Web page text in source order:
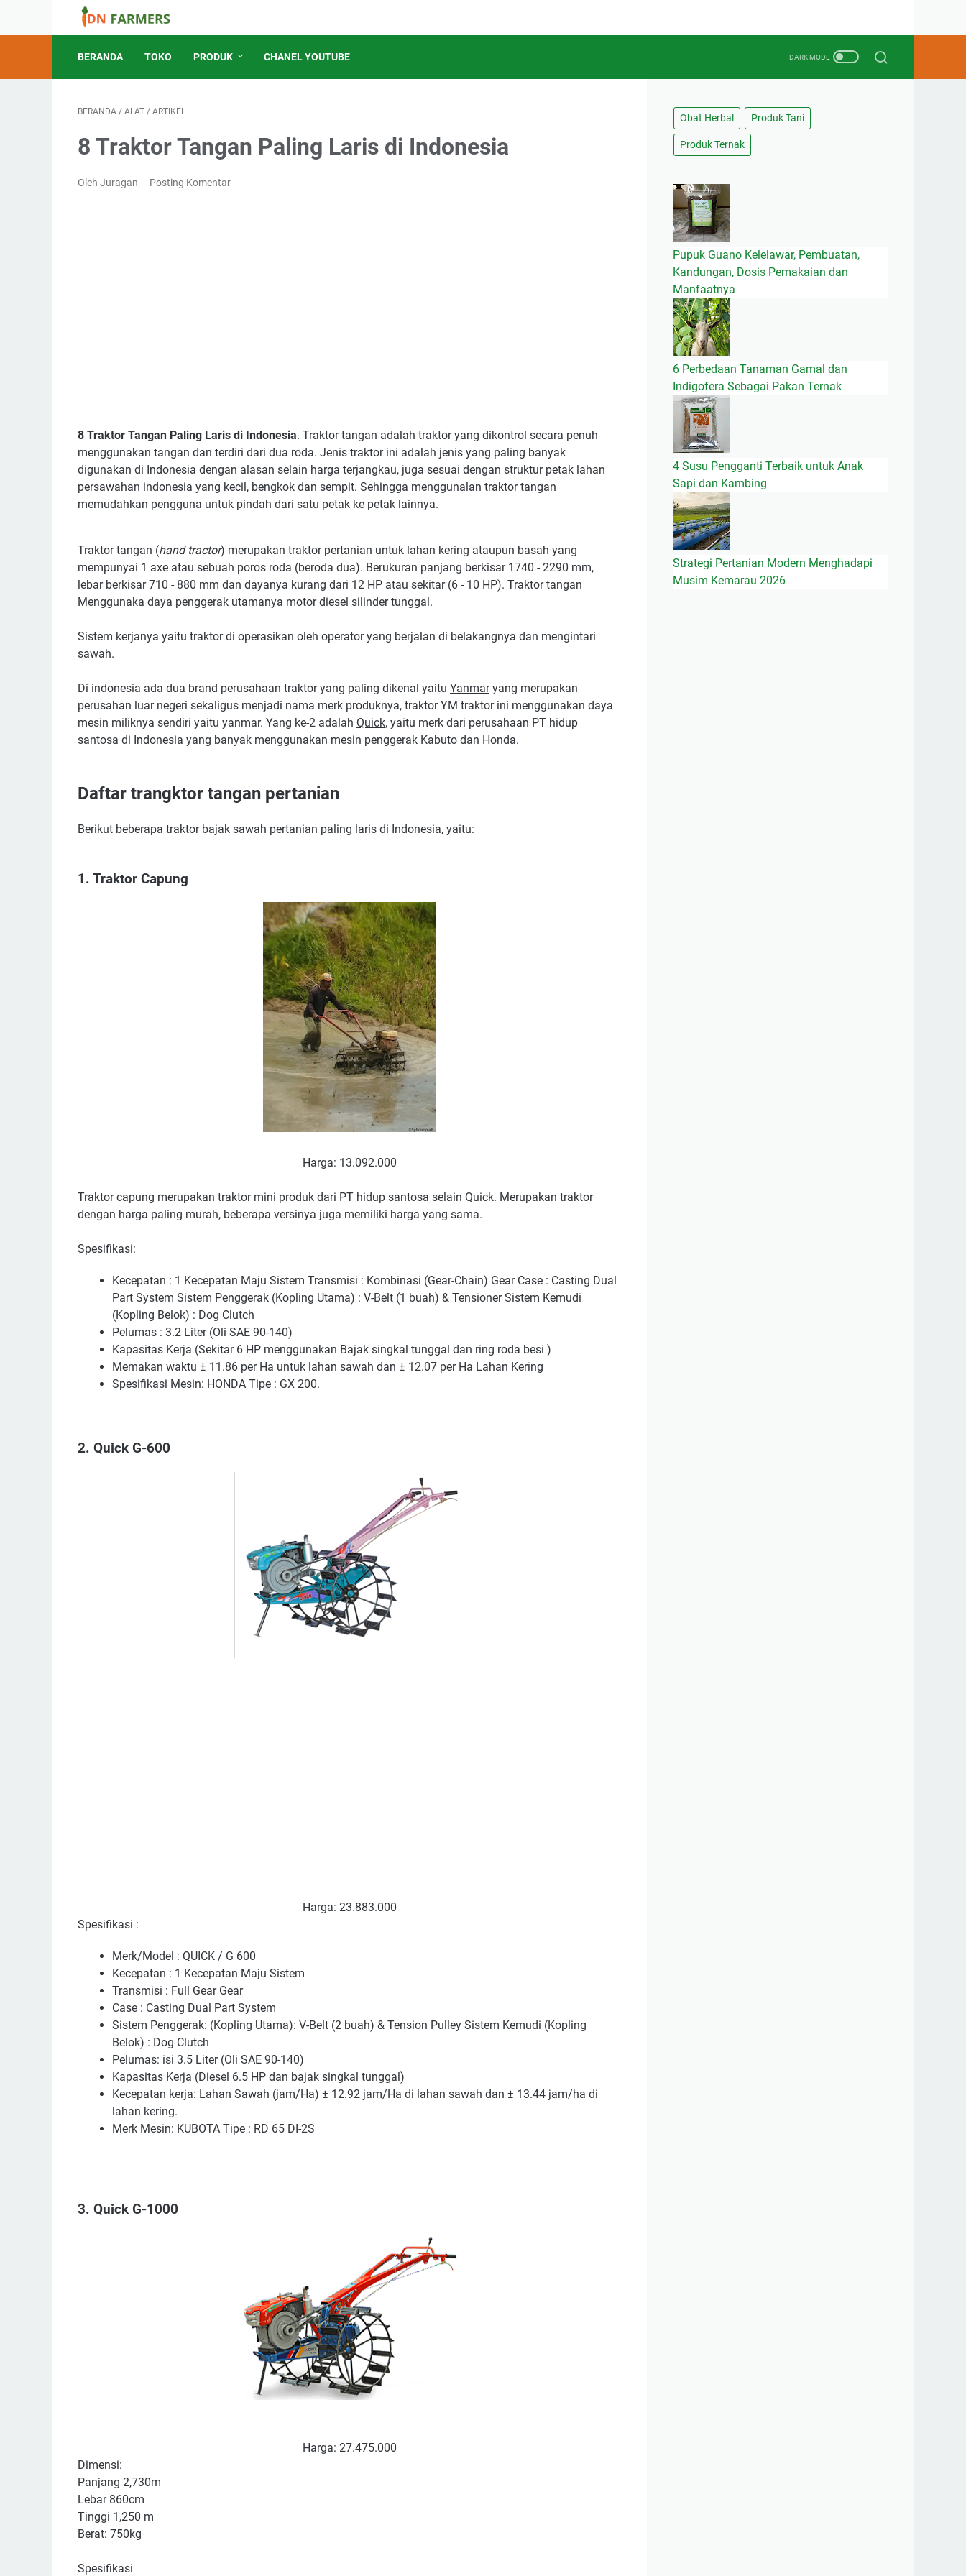
BERANDA TOKO PRODUK CHANEL YOUTUBE
BERANDA / ALAT / ARTIKEL
8 Traktor Tangan Paling Laris di Indonesia
Oleh Juragan Posting Komentar
8 Traktor Tangan Paling Laris di Indonesia. Traktor tangan adalah traktor yang dikontrol secara penuh
menggunakan tangan dan terdiri dari dua roda. Jenis traktor ini adalah jenis yang paling banyak
digunakan di Indonesia dengan alasan selain harga terjangkau, juga sesuai dengan struktur petak lahan
persawahan indonesia yang kecil, bengkok dan sempit. Sehingga menggunalan traktor tangan
memudahkan pengguna untuk pindah dari satu petak ke petak lainnya.
Traktor tangan (hand tractor) merupakan traktor pertanian untuk lahan kering ataupun basah yang
mempunyai 1 axe atau sebuah poros roda (beroda dua). Berukuran panjang berkisar 1740 - 2290 mm,
lebar berkisar 710 - 880 mm dan dayanya kurang dari 12 HP atau sekitar (6 - 10 HP). Traktor tangan
Menggunaka daya penggerak utamanya motor diesel silinder tunggal.
Sistem kerjanya yaitu traktor di operasikan oleh operator yang berjalan di belakangnya dan mengintari
sawah.
Di indonesia ada dua brand perusahaan traktor yang paling dikenal yaitu Yanmaryang merupakan
perusahan luar negeri sekaligus menjadi nama merk produknya, traktor YM traktor ini menggunakan daya
mesin miliknya sendiri yaitu yanmar. Yang ke-2 adalah Quick, yaitu merk dari perusahaan PT hidup
santosa di Indonesia yang banyak menggunakan mesin penggerak Kabuto dan Honda.
Daftar trangktor tangan pertanian
Berikut beberapa traktor bajak sawah pertanian paling laris di Indonesia, yaitu:
1. Traktor Capung
Harga: 13.092.000
Traktor capung merupakan traktor mini produk dari PT hidup santosa selain Quick. Merupakan traktor
dengan harga paling murah, beberapa versinya juga memiliki harga yang sama.
Spesifikasi:
Kecepatan : 1 Kecepatan Maju Sistem Transmisi : Kombinasi (Gear-Chain) Gear Case : Casting Dual
Part System Sistem Penggerak (Kopling Utama) : V-Belt (1 buah) & Tensioner Sistem Kemudi
(Kopling Belok) : Dog Clutch
Pelumas : 3.2 Liter (Oli SAE 90-140)
Kapasitas Kerja (Sekitar 6 HP menggunakan Bajak singkal tunggal dan ring roda besi )
Memakan waktu ± 11.86 per Ha untuk lahan sawah dan ± 12.07 per Ha Lahan Kering
Spesifikasi Mesin: HONDA Tipe : GX 200.
2. Quick G-600
Harga: 23.883.000
Spesifikasi :
Merk/Model : QUICK / G 600
Kecepatan : 1 Kecepatan Maju Sistem
Transmisi : Full Gear Gear
Case : Casting Dual Part System
Sistem Penggerak: (Kopling Utama): V-Belt (2 buah) & Tension Pulley Sistem Kemudi (Kopling
Belok) : Dog Clutch
Pelumas: isi 3.5 Liter (Oli SAE 90-140)
Kapasitas Kerja (Diesel 6.5 HP dan bajak singkal tunggal)
Kecepatan kerja: Lahan Sawah (jam/Ha) ± 12.92 jam/Ha di lahan sawah dan ± 13.44 jam/ha di
lahan kering.
Merk Mesin: KUBOTA Tipe : RD 65 DI-2S
3. Quick G-1000
Harga: 27.475.000
Dimensi:
Panjang 2,730m
Lebar 860cm
Tinggi 1,250 m
Berat: 750kg
Spesifikasi
Obat Herbal Produk Tani
Produk Ternak
Pupuk Guano Kelelawar, Pembuatan,
Kandungan, Dosis Pemakaian dan
Manfaatnya
6 Perbedaan Tanaman Gamal dan
Indigofera Sebagai Pakan Ternak
4 Susu Pengganti Terbaik untuk Anak
Sapi dan Kambing
Strategi Pertanian Modern Menghadapi
Musim Kemarau 2026